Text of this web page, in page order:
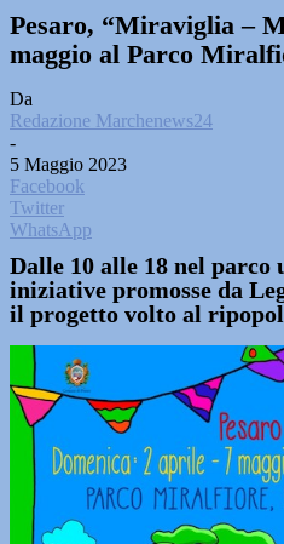
Pesaro, “Miraviglia –
maggio al Parco
Da
Redazione Marchenews24
-
5 Maggio 2023
Facebook
Twitter
WhatsApp
Dalle 10 alle 18 nel
iniziative promosse da
il progetto volto al